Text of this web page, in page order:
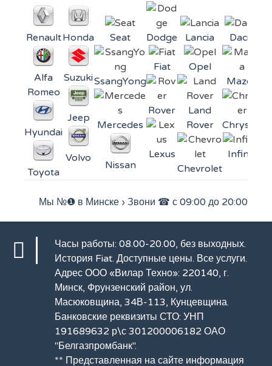
Renault
Alfa
Romeo
Hyundai
Toyota
Honda
Suzuki
Jeep
Volvo
Seat
SsangYong
Mercedes
Nissan
Dodge
Fiat
Rover
Lexus
Lancia
Opel
Land
Rover
Chevrolet
Dacia
Mazda
Chrysler
Infiniti
Мы №❶ в Минске › Звони ☎ с 09:00 до 20:00
Часы работы: 08.00-20.00, без выходных.
История Fiat. Доступные цены. Все услуги.
Адрес ООО «Вилар Техно»: 220140, г.
Минск, Фрунзенский район, ул.
Масюковщина, 34В-113, Кунцевщина.
Банковские реквизиты СТО: УНП
191689632 р\с 301200006182 ОАО
"Белгазпромбанк".
** Представленная на сайте информация